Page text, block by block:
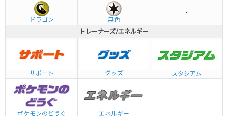
ドラゴン 無色
-
トレーナーズ/エネルギー
サポート グッズ スタジアム
ポケモンのどうぐ エネルギー
-